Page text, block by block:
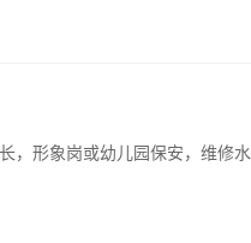
，形象岗或幼儿园保安，维修水